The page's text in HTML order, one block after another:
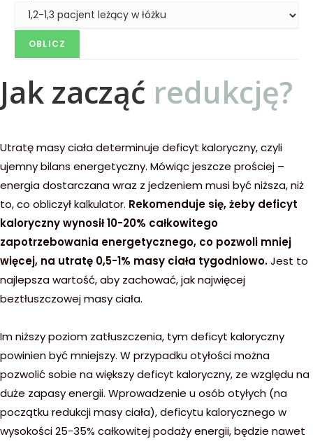
Jak zacząć redukcję?
Utratę masy ciała determinuje deficyt kaloryczny, czyli
ujemny bilans energetyczny. Mówiąc jeszcze prościej –
energia dostarczana wraz z jedzeniem musi być niższa, niż
to, co obliczył kalkulator. Rekomenduje się, żeby deficyt
kaloryczny wynosił 10-20% całkowitego
zapotrzebowania energetycznego, co pozwoli mniej
więcej, na utratę 0,5-1% masy ciała tygodniowo.Jest to
najlepsza wartość, aby zachować, jak najwięcej
beztłuszczowej masy ciała.
Im niższy poziom zatłuszczenia, tym deficyt kaloryczny
powinien być mniejszy. W przypadku otyłości można
pozwolić sobie na większy deficyt kaloryczny, ze względu na
duże zapasy energii. Wprowadzenie u osób otyłych (na
początku redukcji masy ciała), deficytu kalorycznego w
wysokości 25-35% całkowitej podaży energii, będzie nawet